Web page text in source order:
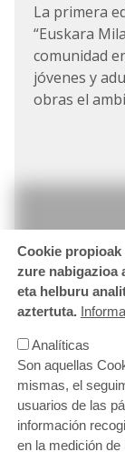
La primera
“Euskara
comunidad
jóvenes y
obras el
Cookie
zure nabigazioa
eta helburu
aztertuta.
Analíticas
Son aquellas
mismas, el
usuarios de las
información
en la medición